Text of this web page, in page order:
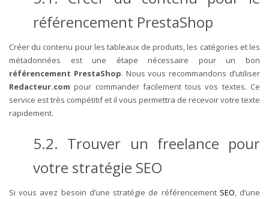
référencement PrestaShop
Créer du contenu pour les tableaux de produits, les catégories et les
métadonnées est une étape nécessaire pour un bon
référencement PrestaShop. Nous vous recommandons d’utiliser
Redacteur.com pour commander facilement tous vos textes. Ce
service est très compétitif et il vous permettra de recevoir votre texte
rapidement.
5.2. Trouver un freelance pour
votre stratégie SEO
Si vous avez besoin d’une stratégie de référencement SEO, d’une